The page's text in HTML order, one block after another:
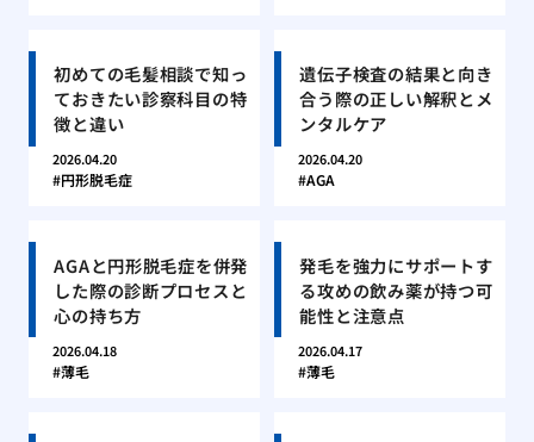
初めての毛髪相談で知っ
ておきたい診察科目の特
徴と違い
2026.04.20
円形脱毛症
遺伝子検査の結果と向き
合う際の正しい解釈とメ
ンタルケア
2026.04.20
AGA
AGAと円形脱毛症を併発
した際の診断プロセスと
心の持ち方
2026.04.18
薄毛
発毛を強力にサポートす
る攻めの飲み薬が持つ可
能性と注意点
2026.04.17
薄毛